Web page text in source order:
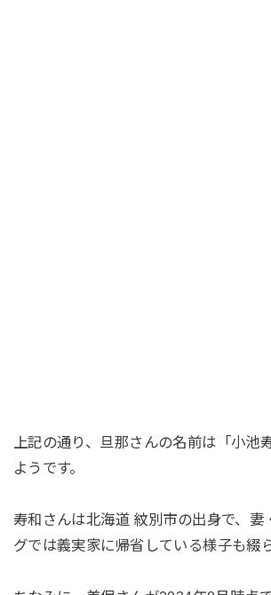
上記の通り、旦那さんの名前は「小池
ようです。
寿和さんは北海道 紋別市の出身で、妻
グでは義実家に帰省している様子も綴